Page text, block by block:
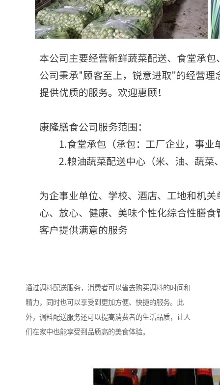
通过调料配送服务，消费者可以省去购买调料的时间和
精力，同时也可以享受到更加方便、快捷的服务。此
外，调料配送服务还可以提高消费者的生活品质，让人
们在家中也能享受到品质高的美食体验。